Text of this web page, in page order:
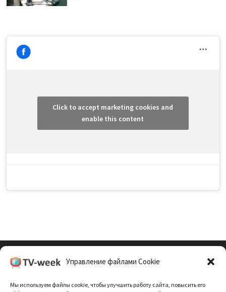
Управление файлами Cookie
Мы используем файлы cookie, чтобы улучшить работу сайта, повысить его
Click to accept marketing cookies and
enable this content